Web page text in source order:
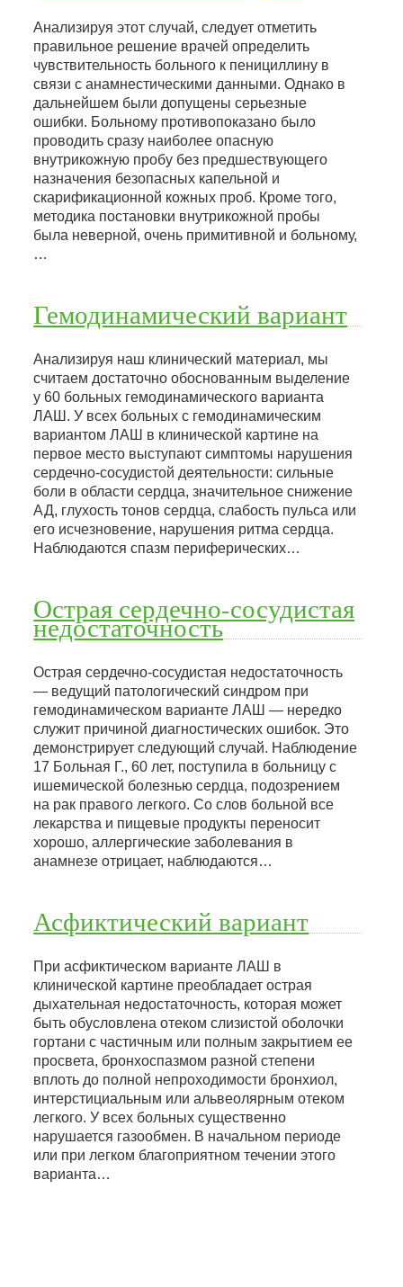
Анализируя этот случай, следует отметить
правильное решение врачей определить
чувствительность больного к пенициллину в
связи с анамнестическими данными. Однако в
дальнейшем были допущены серьезные
ошибки. Больному противопоказано было
проводить сразу наиболее опасную
внутрикожную пробу без предшествующего
назначения безопасных капельной и
скарификационной кожных проб. Кроме того,
методика постановки внутрикожной пробы
была неверной, очень примитивной и больному,
…
Гемодинамический вариант
Анализируя наш клинический материал, мы
считаем достаточно обоснованным выделение
у 60 больных гемодинамического варианта
ЛАШ. У всех больных с гемодинамическим
вариантом ЛАШ в клинической картине на
первое место выступают симптомы нарушения
сердечно-сосудистой деятельности: сильные
боли в области сердца, значительное снижение
АД, глухость тонов сердца, слабость пульса или
его исчезновение, нарушения ритма сердца.
Наблюдаются спазм периферических…
Острая сердечно-сосудистая
недостаточность
Острая сердечно-сосудистая недостаточность
— ведущий патологический синдром при
гемодинамическом варианте ЛАШ — нередко
служит причиной диагностических ошибок. Это
демонстрирует следующий случай. Наблюдение
17 Больная Г., 60 лет, поступила в больницу с
ишемической болезнью сердца, подозрением
на рак правого легкого. Со слов больной все
лекарства и пищевые продукты переносит
хорошо, аллергические заболевания в
анамнезе отрицает, наблюдаются…
Асфиктический вариант
При асфиктическом варианте ЛАШ в
клинической картине преобладает острая
дыхательная недостаточность, которая может
быть обусловлена отеком слизистой оболочки
гортани с частичным или полным закрытием ее
просвета, бронхоспазмом разной степени
вплоть до полной непроходимости бронхиол,
интерстициальным или альвеолярным отеком
легкого. У всех больных существенно
нарушается газообмен. В начальном периоде
или при легком благоприятном течении этого
варианта…